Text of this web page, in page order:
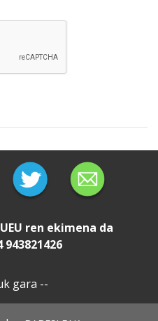
UEU ren ekimena da
943821426
gara --